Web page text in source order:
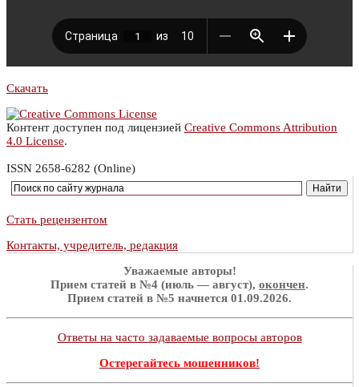
Скачать
Контент доступен под лицензией Creative Commons Attribution
4.0 License.
ISSN 2658-6282 (Online)
Стать рецензентом
Контакты, учредитель, редакция
Уважаемые авторы!
Прием статей в №4 (июль — август), окончен.
Прием статей в №5 начнется 01.09.2026.
Ответы на часто задаваемые вопросы авторов
Остерегайтесь мошенников!